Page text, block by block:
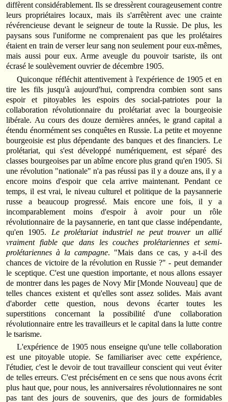
diffèrent considérablement. Ils se dressèrent courageusement contre
leurs propriétaires locaux, mais ils s'arrêtèrent avec une crainte
révérencieuse devant le seigneur de toute la Russie. De plus, les
paysans sous l'uniforme ne comprenaient pas que les prolétaires
étaient en train de verser leur sang non seulement pour eux-mêmes,
mais aussi pour eux. Arme aveugle du pouvoir tsariste, ils ont
écrasé le soulèvement ouvrier de décembre 1905.
Quiconque réfléchit attentivement à l'expérience de 1905 et en
tire les fils jusqu'à aujourd'hui, comprendra combien sont sans
espoir et pitoyables les espoirs des social-patriotes pour la
collaboration révolutionnaire du prolétariat avec la bourgeoisie
libérale. Au cours des douze dernières années, le grand capital a
étendu énormément ses conquêtes en Russie. La petite et moyenne
bourgeoisie est plus dépendante des banques et des financiers. Le
prolétariat, qui s'est développé numériquement, est séparé des
classes bourgeoises par un abîme encore plus grand qu'en 1905. Si
une révolution "nationale" n'a pas réussi pas il y a douze ans, il y a
encore moins d'espoir que cela arrive maintenant. Pendant ce
temps, il est vrai, le niveau culturel et politique de la paysannerie
russe a beaucoup progressé. Mais encore une fois, il y a
incomparablement moins d'espoir à avoir pour un rôle
révolutionnaire de la paysannerie, en tant que classe indépendante,
qu'en 1905. Le prolétariat industriel ne peut trouver un allié
vraiment fiable que dans les couches prolétariennes et semi-
prolétariennes à la campagne. "Mais dans ce cas, y a-t-il des
chances de victoire de la révolution en Russie ?" - peut demander
le sceptique. C'est une question importante, et nous allons essayer
de montrer dans les pages de Novy Mir [Monde Nouveau] que de
telles chances existent et qu'elles sont assez solides. Mais avant
d'aborder cette question, nous devons écarter toutes les
superstitions concernant la possibilité d'une collaboration
révolutionnaire entre les travailleurs et le capital dans la lutte contre
le tsarisme.
L'expérience de 1905 nous enseigne qu'une telle collaboration
est une pitoyable utopie. Se familiariser avec cette expérience,
l'étudier, c'est le devoir de tout travailleur conscient qui veut éviter
de telles erreurs. C'est précisément en ce sens que nous avons écrit
plus haut que, pour nous, les anniversaires révolutionnaires ne sont
pas tant des jours de souvenirs, que des jours de formidables